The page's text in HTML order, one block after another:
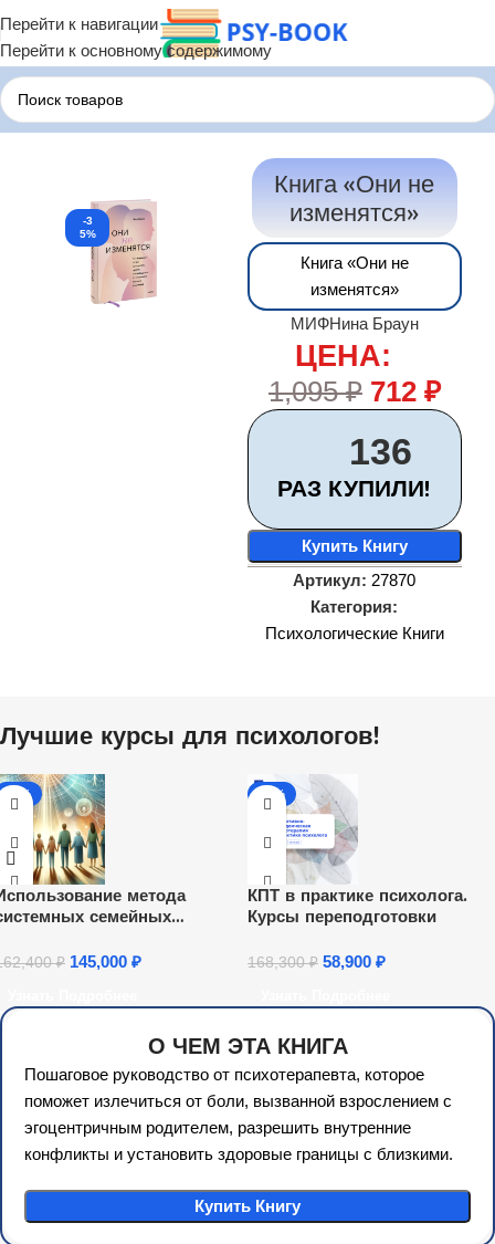
Перейти к навигации
Перейти к основному содержимому
Главная Психологические Книги
-3
5%
Книга «Они не
изменятся»
Книга «Они не
изменятся»
МИФНина Браун
ЦЕНА:
1,095₽ 712 ₽
136
РАЗ КУПИЛИ!
Купить Книгу
Артикул: 27870
Категория:
Психологические Книги
Лучшие курсы для психологов!
-11%
метода
семейных
и групповом
₽ 145,000 ₽
-65%
КПТ в практике психолога.
Курсы переподготовки
168,300₽ 58,900 ₽
О ЧЕМ ЭТА КНИГА
Пошаговое руководство от психотерапевта, которое
поможет излечиться от боли, вызванной взрослением с
эгоцентричным родителем, разрешить внутренние
конфликты и установить здоровые границы с близкими.
Купить Книгу